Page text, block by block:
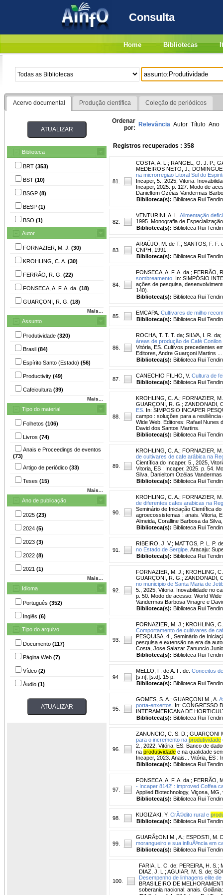
Consulta
Home Bibliotecas
Acervo documental Produção científica Coleção de periódicos
Biblioteca
BRT (353)
BST (10)
BSGP (8)
BESP (1)
BSO (1)
Autor
FORNAZIER, M. J. (30)
KROHLING, C. A. (30)
FERRÃO, R. G. (22)
FONSECA, A. F. A. da. (18)
GUARÇONI, R. G. (18)
Mais...
Assunto
Produtividade (320)
Brasil (84)
Espírito Santo (Estado) (56)
Productivity (49)
Cafeicultura (39)
Mais...
Tipo do material
Folhetos (106)
Livros (74)
Anais e Proceedings de eventos
(73)
Artigo de periódico (33)
Teses (15)
Mais...
Ano de publicação
2025 (23)
2024 (5)
2023 (3)
2022 (8)
2021 (1)
Mais...
Idioma
Português (352)
Inglês (6)
Tipo do arquivo
Documento (117)
Página Web (7)
Vídeo (2)
Áudio (1)
Ordenar
por: Relevância Autor Título Ano
Registros recuperados : 358
81.
COSTA, A. L. ; RANGEL, O. J. P. ;
MEDEIROS NETO, J. ;
na microrregiao Litoral Sul do
Incaper, 5., 2025, Vitoria.
Incaper, 2025. p. 127. Modo de
Danieltom Ozéias Vandermas
Biblioteca(s): Biblioteca Rui
82.
VENTURINI, A. L.
Alimentação
1995. Monografia de
Biblioteca(s): Biblioteca Rui
83.
ARAÚJO, M. de T. ; SANTOS, F. F.
CNPH, 1991.
Biblioteca(s): Biblioteca Rui
84.
FONSECA, A. F. A. da. ; FERRÃO,
sombreamento. In: SIMPÓSIO
ações de pesquisa,
140).
Biblioteca(s): Biblioteca Rui
85.
EMCAPA. Cultivares de milho
Biblioteca(s): Biblioteca Rui
86.
ROCHA, T. T. T. da; SILVA, I. R. da;
áreas de produção de Café
Vitória, ES. Cultivos precedentes
Editores, Andre Guarçoni Martins
Biblioteca(s): Biblioteca Rui
87.
CANECHIO FILHO, V. Cultura de
Biblioteca(s): Biblioteca Rui
88.
KROHLING, C. A. ; FORNAZIER,
GUARÇONI, R. G. ; ZANDONADI,
ES. In: SIMPOSIO INCAPER
campo : soluções para a
Wide Web. Editores: Rafael Nunes
David dos Santos Martins.
Biblioteca(s): Biblioteca Rui
89.
KROHLING, C. A. ; FORNAZIER,
de cultivares de cafe arábica na
Científica do Incaper, 5., 2025,
Vitoria, ES : Incaper, 2025. p. 54.
Silva, Danieltom Ozéias
Biblioteca(s): Biblioteca Rui
90.
KROHLING, C. A. ; FORNAZIER,
de diferentes cafes arabicas na
Seminário de Iniciação Científica
agroecossistemas : anais. Vitoria,
Almeida, Coralline Barbosa da
Biblioteca(s): Biblioteca Rui
91.
RIBEIRO, J. V.; MATTOS, P. L. P.
no Estado de Sergipe. Aracaju:
Biblioteca(s): Biblioteca Rui
92.
FORNAZIER, M. J. ; KROHLING,
GUARÇONI, R. G. ; ZANDONADI,
no municipio de Santa Maria de
5., 2025, Vitoria. Inovabilidade no
p. 50. Modo de acesso: World
Vandermas Barbosa Vinagre e
Biblioteca(s): Biblioteca Rui
93.
FORNAZIER, M. J. ; KROHLING,
Comportamento de cultivares de
PESQUISA, 4., Seminário de
pesquisa e extensão na era da
Costa, Jose Salazar Zanuncio
Biblioteca(s): Biblioteca Rui
94.
MELLO, F. de A. F. de. Conceitos
[s.n], [s.d]. 15 p.
Biblioteca(s): Biblioteca Rui
95.
GOMES, S. A. ; GUARÇONI M., A.
porta-enxertos.
In: CONGRESSO
INTERAMERICANA DE
Biblioteca(s): Biblioteca Rui
96.
ZANUNCIO, C. S. D. ; GUARÇONI
para o incremento na produtividade
2., 2022, Vitória, ES. Banco de
na produtividade e na qualidade
Incaper, 2023. Anais... Vitória, ES :
Biblioteca(s): Biblioteca Rui
97.
FONSECA, A. F. A. da. ; FERRÃO,
- Incaper 8142' : improved Coffea
Applied Biotechnology, Viçosa,
Biblioteca(s): Biblioteca Rui
98.
KUGIZAKI, Y. CrÃ©dito rural e
Biblioteca(s): Biblioteca Rui
99.
GUARÃ‡ONI M., A. ; ESPOSTI, M.
morangueiro e sua influÃªncia em
Biblioteca(s): Biblioteca Rui
100.
FARIA, L. C. de; PEREIRA, H. S. ;
DIAZ, J. L. ; AGUIAR, M. S. de;
Desempenho de linhagens elite
BRASILEIRO DE
soberania nacional: anais.